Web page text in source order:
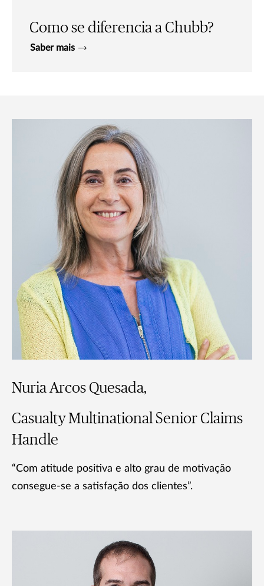
Como se diferencia a Chubb?
Saber mais
Nuria Arcos Quesada,
Casualty Multinational Senior Claims
Handle
“Com atitude positiva e alto grau de motivação
consegue-se a satisfação dos clientes”.